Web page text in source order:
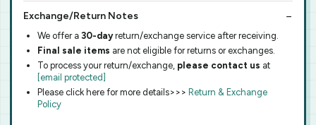
Exchange/Return Notes
We offer a 30-dayreturn/exchange service after receiving.
Final sale items are not eligible for returns or exchanges.
To process your return/exchange, please contact us at
[email protected]
Please click here for more details>>> Return & Exchange
Policy